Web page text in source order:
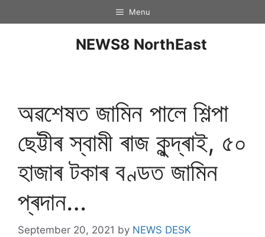
Menu
NEWS8 NorthEast
অৱশেষত জামিন পালে শিল্পা
ছেট্টীৰ স্বামী ৰাজ কুন্দ্ৰাই, ৫০
হাজাৰ টকাৰ বণ্ডত জামিন
প্ৰদান…
September 20, 2021 by NEWS DESK